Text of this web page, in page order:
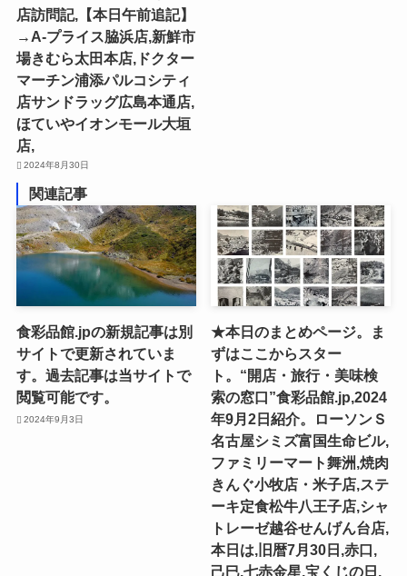
店訪問記,【本日午前追記】
→A-プライス脇浜店,新鮮市
場きむら太田本店,ドクター
マーチン浦添パルコシティ
店サンドラッグ広島本通店,
ほていやイオンモール大垣
店,
2024年8月30日
関連記事
食彩品館.jpの新規記事は別
サイトで更新されていま
す。過去記事は当サイトで
閲覧可能です。
2024年9月3日
★本日のまとめページ。ま
ずはここからスター
ト。“開店・旅行・美味検
索の窓口”食彩品館.jp,2024
年9月2日紹介。ローソンＳ
名古屋シミズ富国生命ビル,
ファミリーマート舞洲,焼肉
きんぐ小牧店・米子店,ステ
ーキ定食松牛八王子店,シャ
トレーゼ越谷せんげん台店,
本日は,旧暦7月30日,赤口,
己巳,七赤金星,宝くじの日,